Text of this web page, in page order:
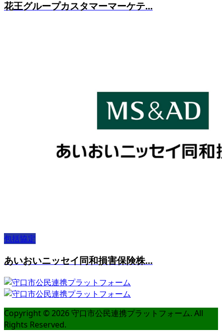
花王グループカスタマーマーケテ...
包括協定
あいおいニッセイ同和損害保険株...
Copyright ©2026守口市公民連携プラットフォーム. All
Rights Reserved.